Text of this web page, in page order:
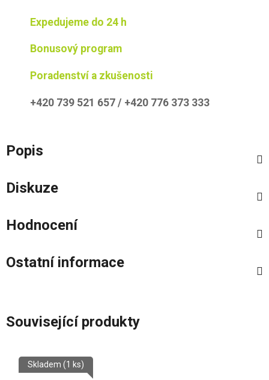
Expedujeme do 24 h
Bonusový program
Poradenství a zkušenosti
+420 739 521 657 / +420 776 373 333
Popis
Diskuze
Hodnocení
Ostatní informace
Související produkty
Skladem (1 ks)